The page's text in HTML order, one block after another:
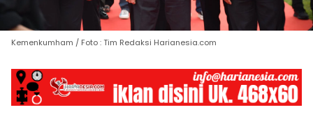
Kemenkumham / Foto : Tim Redaksi Harianesia.com